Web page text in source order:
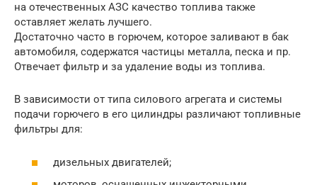
на отечественных АЗС качество топлива также
оставляет желать лучшего.
Достаточно часто в горючем, которое заливают в бак
автомобиля, содержатся частицы металла, песка и пр.
Отвечает фильтр и за удаление воды из топлива.
В зависимости от типа силового агрегата и системы
подачи горючего в его цилиндры различают топливные
фильтры для:
дизельных двигателей;